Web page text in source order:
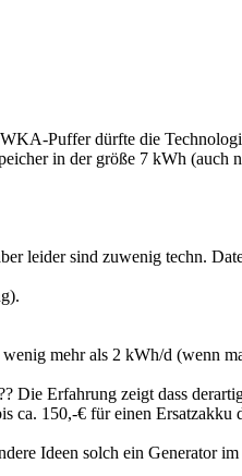
Puffer dürfte die
in der größe 7 kWh (auch
leider sind zuwenig techn.
mehr als 2 kWh/d (wenn
Erfahrung zeigt dass
ca. 150,-€ für einen Ersatzakku
Ideen solch ein Generator im